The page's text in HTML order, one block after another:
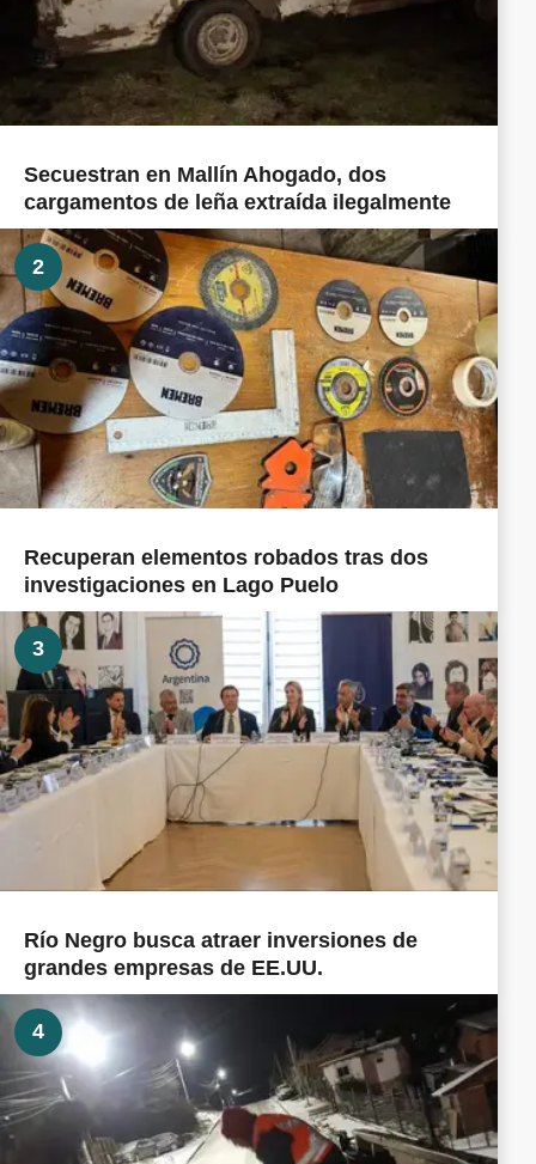
Secuestran en Mallín Ahogado, dos
cargamentos de leña extraída ilegalmente
2
Recuperan elementos robados tras dos
investigaciones en Lago Puelo
3
Río Negro busca atraer inversiones de
grandes empresas de EE.UU.
4